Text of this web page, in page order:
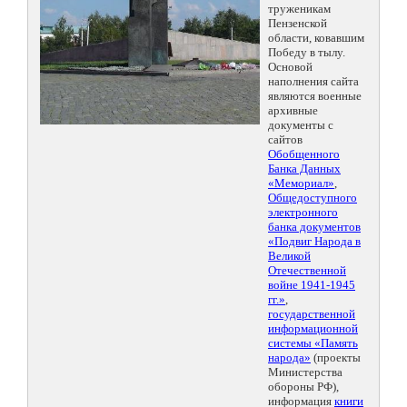
труженикам
Пензенской
области, ковавшим
Победу в тылу.
Основой
наполнения сайта
являются военные
архивные
документы с
сайтов
Обобщенного
Банка Данных
«Мемориал»,
Общедоступного
электронного
банка документов
«Подвиг Народа в
Великой
Отечественной
войне 1941-1945
гг.»,
государственной
информационной
системы «Память
народа» (проекты
Министерства
обороны РФ),
информация книги